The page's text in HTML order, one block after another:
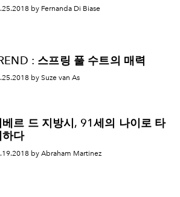
by Fernanda Di Biase
: 스프링 풀 수트의 매력
by Suze van As
베르 드 지방시, 91세의 나이로 타
하다
by Abraham Martinez